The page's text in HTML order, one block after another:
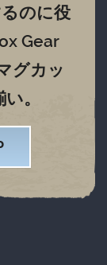
のに役
Gear
グカッ
。